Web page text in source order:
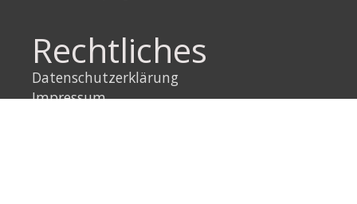
Rechtliches
Datenschutzerklärung
Impressum